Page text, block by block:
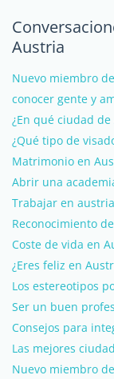
Austria
Nuevo miembro
conocer gente y
¿En qué ciudad
¿Qué tipo de
Matrimonio en
Abrir una
Trabajar en austria
Reconocimiento
Coste de vida en
¿Eres feliz en
Los estereotipos
Ser un buen
Consejos para
Las mejores
Nuevo miembro